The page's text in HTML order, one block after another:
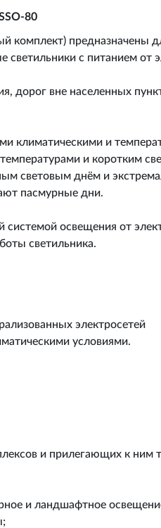
80
комплект) предназначены
светильники с питанием от
дорог вне населенных
климатическими и
и коротким
световым днём и
пасмурные дни.
освещения от
светильника.
электросетей
условиями.
и прилегающих к ним
и ландшафтное